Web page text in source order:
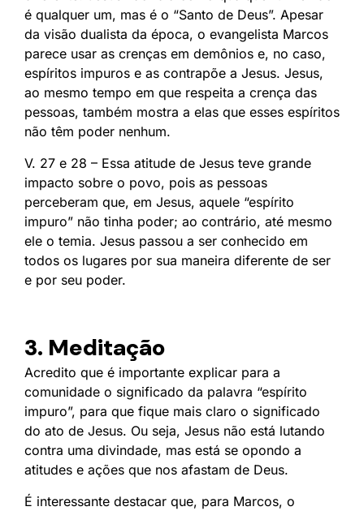
é qualquer um, mas é o “Santo de Deus”. Apesar
da visão dualista da época, o evangelista Marcos
parece usar as crenças em demônios e, no caso,
espíritos impuros e as contrapõe a Jesus. Jesus,
ao mesmo tempo em que respeita a crença das
pessoas, também mostra a elas que esses espíritos
não têm poder nenhum.
V. 27 e 28 – Essa atitude de Jesus teve grande
impacto sobre o povo, pois as pessoas
perceberam que, em Jesus, aquele “espírito
impuro” não tinha poder; ao contrário, até mesmo
ele o temia. Jesus passou a ser conhecido em
todos os lugares por sua maneira diferente de ser
e por seu poder.
3. Meditação
Acredito que é importante explicar para a
comunidade o significado da palavra “espírito
impuro”, para que fique mais claro o significado
do ato de Jesus. Ou seja, Jesus não está lutando
contra uma divindade, mas está se opondo a
atitudes e ações que nos afastam de Deus.
É interessante destacar que, para Marcos, o